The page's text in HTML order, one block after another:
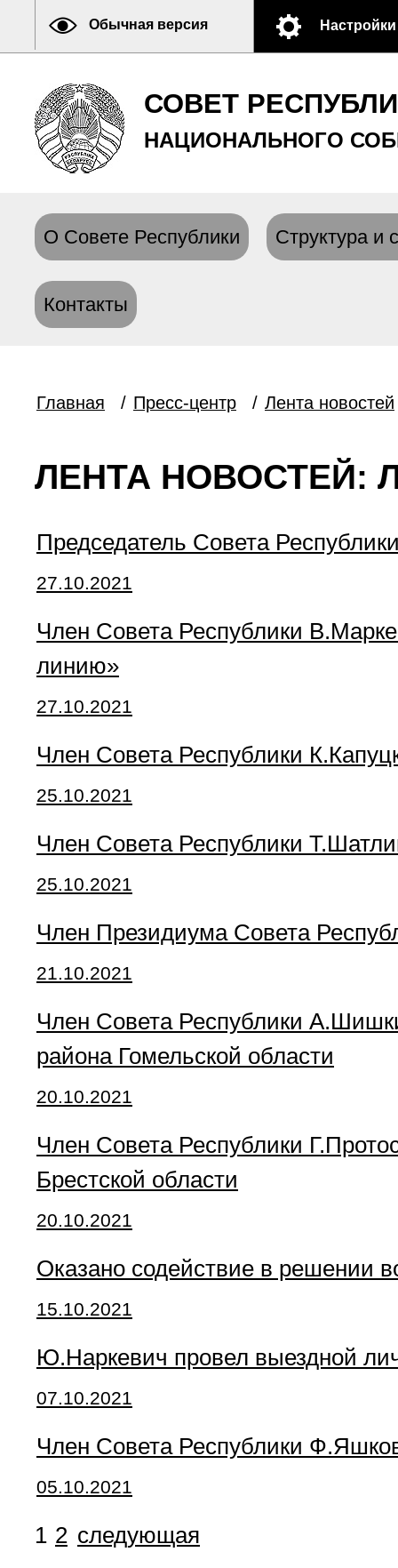
Обычная версия Настройки
СОВЕТ
НАЦИОНАЛЬНОГО
О Совете Республики Структура и
Контакты
Главная / Пресс-центр / Лента новостей
ЛЕНТА НОВОСТЕЙ:
Председатель Совета
27.10.2021
Член Совета Республики
линию»
27.10.2021
Член Совета Республики
25.10.2021
Член Совета Республики
25.10.2021
Член Президиума Совета
21.10.2021
Член Совета Республики
района Гомельской области
20.10.2021
Член Совета Республики
Брестской области
20.10.2021
Оказано содействие в решении
15.10.2021
Ю.Наркевич провел выездной
07.10.2021
Член Совета Республики
05.10.2021
1 2 следующая